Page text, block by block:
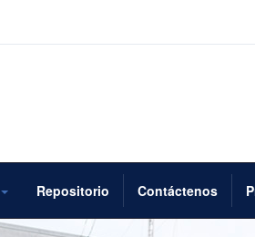
Repositorio Contáctenos